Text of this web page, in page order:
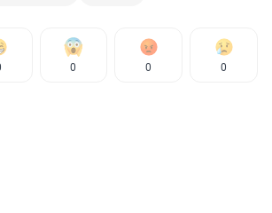
0 0 0